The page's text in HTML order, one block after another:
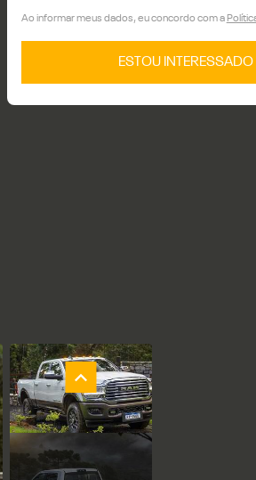
Ao informar meus dados, eu concordo com a
ESTOU INTERESSADO